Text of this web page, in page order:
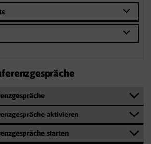
aktivieren
starten